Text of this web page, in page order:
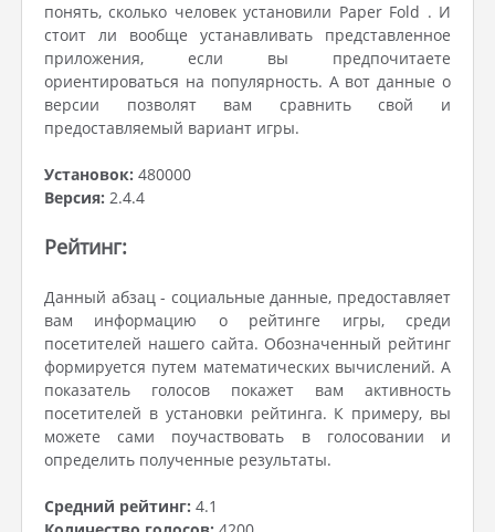
понять, сколько человек установили Paper Fold . И
стоит ли вообще устанавливать представленное
приложения, если вы предпочитаете
ориентироваться на популярность. А вот данные о
версии позволят вам сравнить свой и
предоставляемый вариант игры.
Установок: 480000
Версия: 2.4.4
Рейтинг:
Данный абзац - социальные данные, предоставляет
вам информацию о рейтинге игры, среди
посетителей нашего сайта. Обозначенный рейтинг
формируется путем математических вычислений. А
показатель голосов покажет вам активность
посетителей в установки рейтинга. К примеру, вы
можете сами поучаствовать в голосовании и
определить полученные результаты.
Средний рейтинг: 4.1